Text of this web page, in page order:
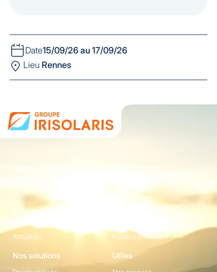
Date15/09/26 au 17/09/26
Lieu Rennes
Notre groupe
?
Carrière
Partenaires
Actualités
Nos activités
Construction
Irisolaris Greentariff
Nos solutions Utiles